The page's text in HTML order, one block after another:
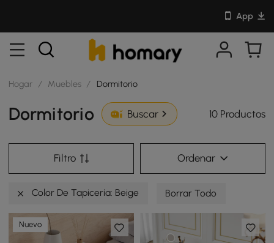
App
Hogar / Muebles / Dormitorio
Dormitorio Buscar 10 Productos
Filtro Ordenar
Color De Tapicería: Beige Borrar Todo
Nuevo